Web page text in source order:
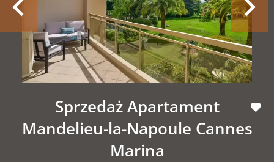
Sprzedaż Apartament
Mandelieu-la-Napoule Cannes
Marina